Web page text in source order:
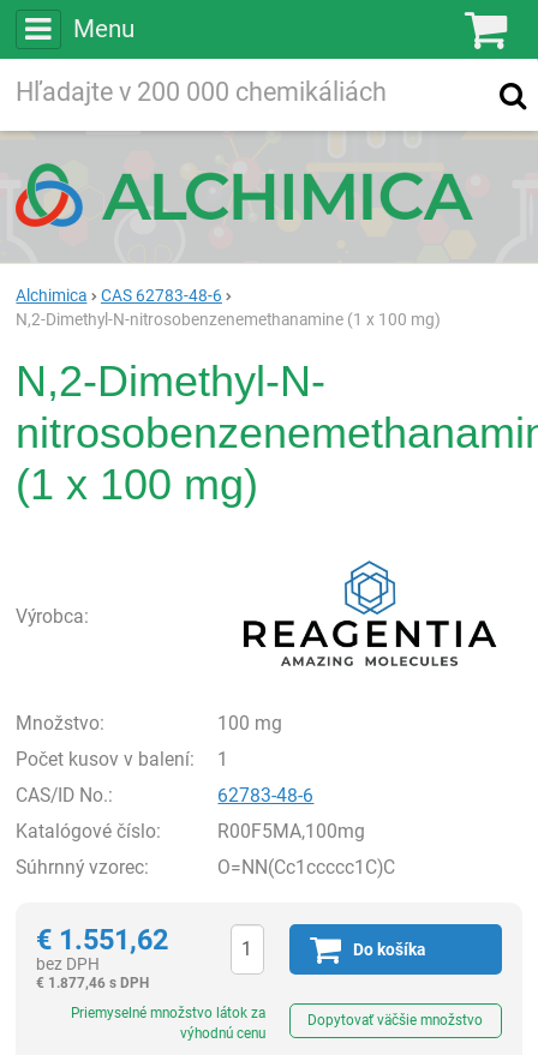
Menu
Vyhľadávanie
Alchimica
CAS 62783-48-6
N,2-Dimethyl-N-nitrosobenzenemethanamine (1 x 100 mg)
N,2-Dimethyl-N-
(1 x 100 mg)
Výrobca:
Množstvo:
100 mg
Počet kusov v balení:
1
CAS/ID No.:
62783-48-6
Katalógové číslo:
R00F5MA,100mg
Súhrnný vzorec:
O=NN(Cc1ccccc1C)C
€ 1.551,62
bez DPH
€ 1.877,46 s DPH
Do košíka
Priemyselné množstvo látok za
výhodnú cenu
Dopytovať väčšie množstvo